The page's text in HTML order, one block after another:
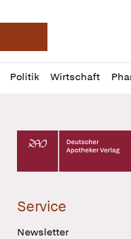
Deutsche
Politik Wirtschaft
Profil
öffnen
Daz
Pur
Deutscher Apotheker
Service
Newsletter